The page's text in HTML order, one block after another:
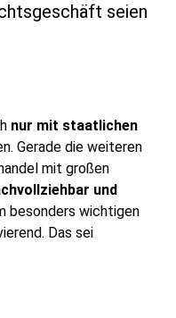
seien
nur mit staatlichen
Gerade die weiteren
mit großen
und
besonders wichtigen
Das sei